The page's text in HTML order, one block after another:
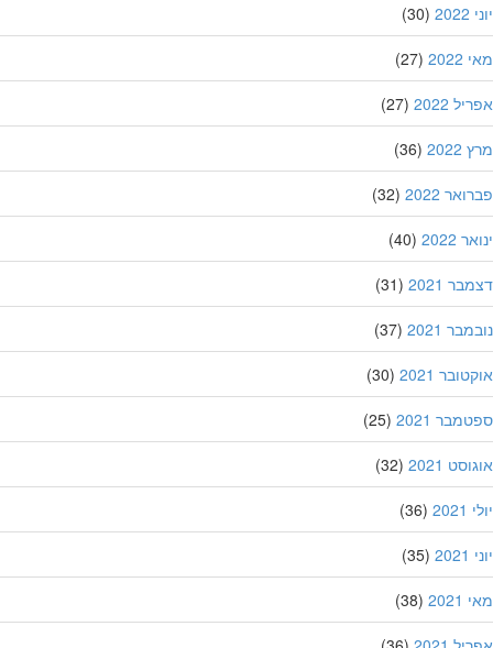
(30)
(27)
2022
(27)
(36)
2022
(32)
2022
(40)
2021
(31)
2021
(37)
2021
(30)
2021
(25)
2021
(32)
(36)
(35)
(38)